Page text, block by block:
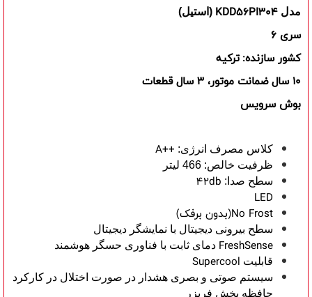
مدل KDD56PI304 (استیل)
سری 6
کشور سازنده:ترکیه
10 سال ضمانت موتور، 3 سال قطعات
بوش سرویس
کلاس مصرف انرژی: A++
ظرفیت خالص: 466 لیتر
سطح صدا: 42db
LED
(بدون برفک)No Frost
سطح بیرونی دیجیتال با نمایشگر دیجیتال
FreshSense دمای ثابت با فناوری حسگر هوشمند
قابلیت Supercool
سیستم صوتی و بصری هشدار در صورت اختلال در کارکرد
حافظه بخش فریزر